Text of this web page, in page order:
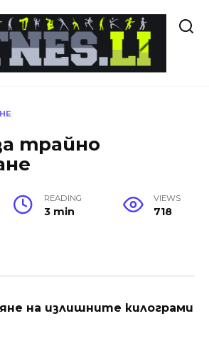
трайно
READING
3 min
VIEWS
718
на излишните килограми